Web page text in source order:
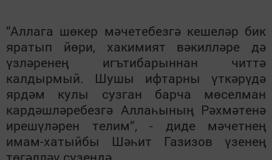
“Аллага шөкер мәчетебезгә кешеләр бик
яратып йөри, хакимият вәкилләре дә
үзләренең игътибарыннан читтә
калдырмый. Шушы ифтарны үткәрүдә
ярдәм кулы сузган барча мөселман
кардәшләребезгә Аллаһының Рәхмәтенә
ирешүләрен телим“, - диде мәчетнең
имам-хатыйбы Шәһит Газизов үзенең